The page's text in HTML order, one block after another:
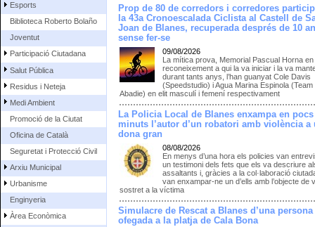
Esports
Biblioteca Roberto Bolaño
Joventut
Participació Ciutadana
Salut Pública
Residus i Neteja
Medi Ambient
Promoció de la Ciutat
Oficina de Català
Seguretat i Protecció Civil
Arxiu Municipal
Urbanisme
Enginyeria
Àrea Econòmica
Prop de 80 de corredors i corredores
la 43a Cronoescalada Ciclista al Castell de
Joan de Blanes, recuperada després de 10
sense fer-se
09/08/2026
La mítica prova, Memorial Pascual Horna en
reconeixement a qui la va iniciar i la va
durant tants anys, l’han guanyat Cole Davis
(Speedstudio) i Agua Marina Espinola (Team
Abadie) en elit masculí i femení respectivament
La Policia Local de Blanes enxampa en pocs
minuts l’autor d’un robatori amb violència a
dona gran
08/08/2026
En menys d’una hora els policies van
un testimoni dels fets que els va descriure
assaltants i, gràcies a la col·laboració
van enxampar-ne un d’ells amb l’objecte de
sostret a la víctima
Simulacre de Rescat a Blanes d’una persona
ofegada a la platja de Cala Bona